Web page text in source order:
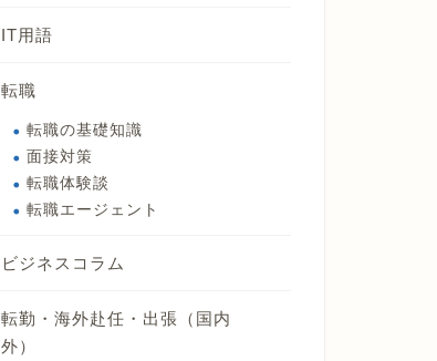
IT用語
転職
転職の基礎知識
面接対策
転職体験談
転職エージェント
ビジネスコラム
転勤・海外赴任・出張（国内
外）